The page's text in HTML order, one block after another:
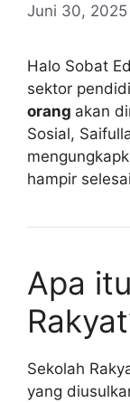
Juni 30, 2025
Halo Sobat
sektor
orang akan
Sosial,
hampir
Apa
Sekolah
yang